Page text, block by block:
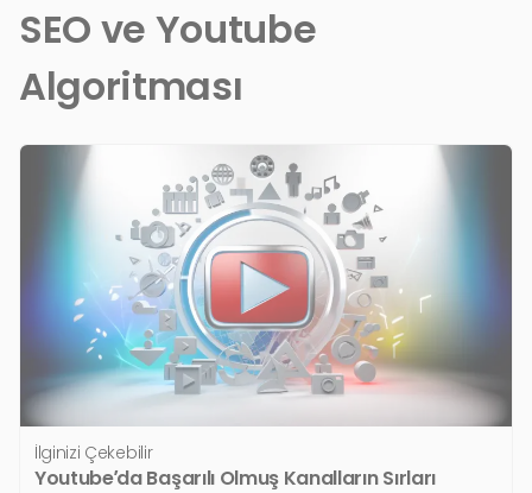
SEO ve Youtube
Algoritması
İlginizi Çekebilir
Youtube’da Başarılı Olmuş Kanalların Sırları